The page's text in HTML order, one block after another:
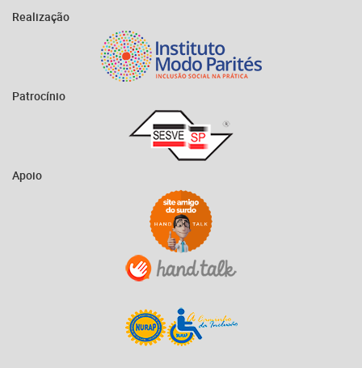
Realização
Patrocínio
Apoio